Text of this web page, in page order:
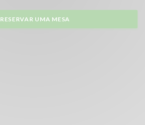
RESERVAR UMA MESA